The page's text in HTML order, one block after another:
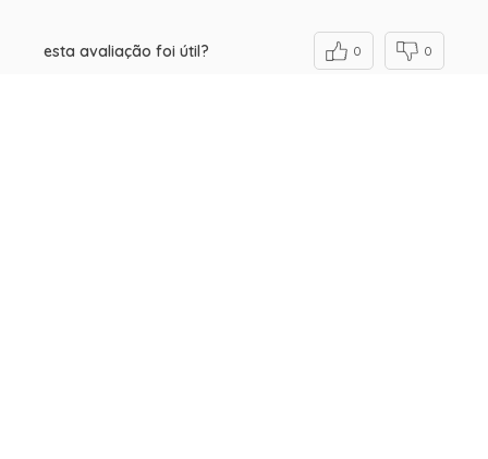
esta avaliação foi útil? 0 0